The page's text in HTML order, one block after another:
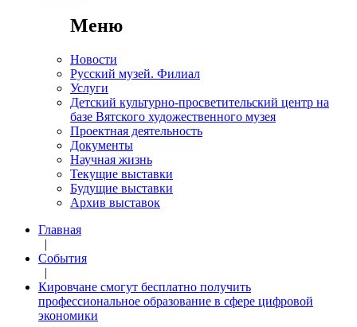
Меню
Новости
Русский музей. Филиал
Услуги
Детский культурно-просветительский центр на
базе Вятского художественного музея
Проектная деятельность
Документы
Научная жизнь
Текущие выставки
Будущие выставки
Архив выставок
Главная
|
События
|
Кировчане смогут бесплатно получить
профессиональное образование в сфере цифровой
экономики